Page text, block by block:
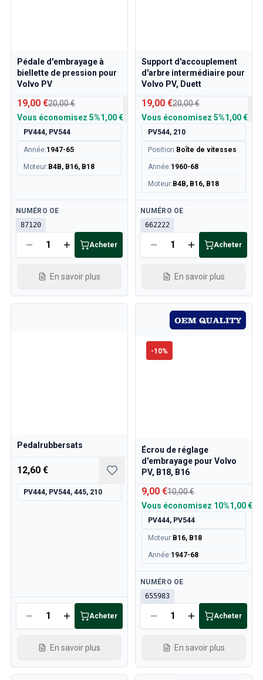
Pédale d'embrayage à
biellette de pression pour
Volvo PV
19,00 €20,00 €
Vous économisez 5%1,00 €
PV444, PV544
Année:1947-65
Moteur: B4B, B16, B18
Disponible
NUMÉRO OE
87120
Acheter
En savoir plus
Support d'accouplement
d'arbre intermédiaire pour
Volvo PV, Duett
19,00 €20,00 €
Vous économisez 5%1,00 €
PV544, 210
Position: Boîte de vitesses
Année:1960-68
Moteur: B4B, B16, B18
Disponible
NUMÉRO OE
662222
Acheter
En savoir plus
Pedalrubbersats
12,60 €
PV444, PV544, 445, 210
Acheter
En savoir plus
-10%
Écrou de réglage
d'embrayage pour Volvo
PV, B18, B16
9,00 €10,00 €
Vous économisez 10%1,00 €
PV444, PV544
Moteur: B16, B18
Année:1947-68
Disponible
NUMÉRO OE
655983
Acheter
En savoir plus